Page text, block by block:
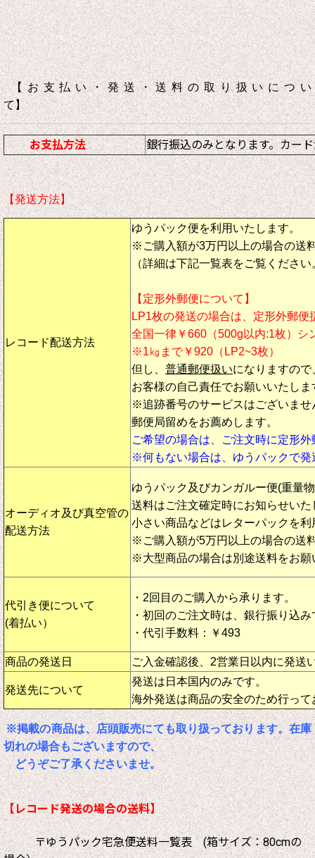
【お支払い・発送・送料の取り扱いについ
て】
お支払方法 銀行振込のみとなります。カー
【発送方法】
レコード配送方法
ゆうパック便を利用いたします。
※ご購入額が3万円以上の場合の送
（詳細は下記一覧表をご覧ください
【定形外郵便について】
LP1枚の発送の場合は、定形外郵便
全国一律￥660（500g以内:1枚）シ
※1㎏まで￥920（LP2~3枚）
但し、 普通郵便扱いになりますの
お客様の自己責任でお願いいたしま
※追跡番号のサービスはございませ
郵便局留めをお薦めします。
ご希望の場合は、ご注文時に定形
※何もない場合は、ゆうパックで発
オーディオ及び真空管の
配送方法
ゆうパック及びカンガルー便(重量
送料はご注文確定時にお知らせいた
小さい商品などはレターパックを利
※ご購入額が5万円以上の場合の送
※大型商品の場合は別途送料をお願
代引き便について
(着払い）
・2回目のご購入から承ります。
・初回のご注文時は、銀行振り込
・代引手数料：￥493
商品の発送日 ご入金確認後、2営業日以内に発送
発送先について
発送は日本国内のみです。
海外発送は商品の安全のため行って
※掲載の商品は、店頭販売にても取り扱っております。在庫
切れの場合もございますので、
どうぞご了承くださいませ。
【レコード発送の場合の送料】
〒ゆうパック宅急便送料一覧表 (箱サイズ：80cmの